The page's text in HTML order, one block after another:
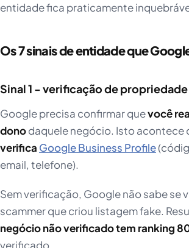
entidade fica praticamente
Os 7 sinais de entidade que
Sinal 1 - verificação de propriedade
Google precisa confirmar quevocê
donodaquele negócio. Isto acontece
verifica Google Business Profile
email, telefone).
Sem verificação, Google não sabe se
scammer que criou listagem fake.
negócio não verificado tem ranking
verificado.